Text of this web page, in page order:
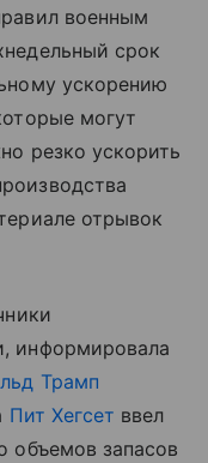
военным
срок
ускорению
могут
резко ускорить
отрывок
информировала
Трамп
Пит Хегсет ввел
объемов запасов